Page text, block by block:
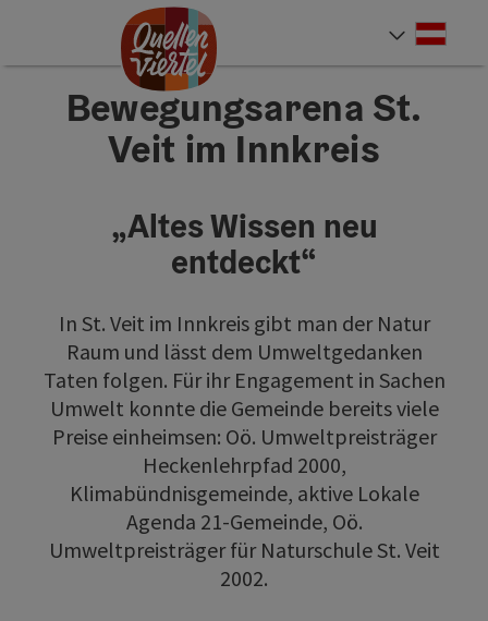
Zum InhaltAccesskey
[0]
Zur Navigation Accesskey
[1]
Zum Seitenanfang Accesskey
[2]
Bewegungsarena St.
Veit im Innkreis
„Altes Wissen neu
entdeckt“
In St. Veit im Innkreis gibt man der Natur
Raum und lässt dem Umweltgedanken
Taten folgen. Für ihr Engagement in Sachen
Umwelt konnte die Gemeinde bereits viele
Preise einheimsen: Oö. Umweltpreisträger
Heckenlehrpfad 2000,
Klimabündnisgemeinde, aktive Lokale
Agenda 21-Gemeinde, Oö.
Umweltpreisträger für Naturschule St. Veit
2002.